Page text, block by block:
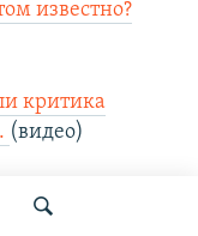
известно?
критика
(видео)
в